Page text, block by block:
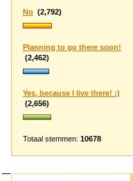
No (2,792)
Planning to go there soon!
(2,462)
Yes, because I live there! :)
(2,656)
Totaal stemmen: 10678